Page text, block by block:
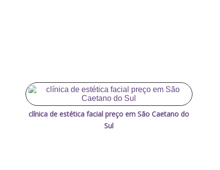
clínica de estética facial preço em São Caetano do
Sul